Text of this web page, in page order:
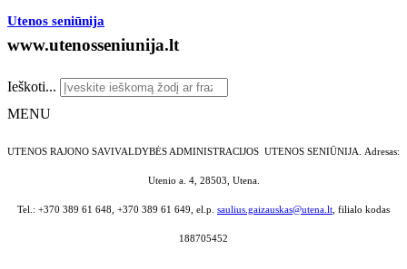
Utenos seniūnija
www.utenosseniunija.lt
Ieškoti...
MENU
UTENOS RAJONO SAVIVALDYBĖS ADMINISTRACIJOS UTENOS SENIŪNIJA. Adresas:
Utenio a. 4, 28503, Utena.
Tel.: +370 389 61 648, +370 389 61 649, el.p. saulius.gaizauskas@utena.lt, filialo kodas
188705452